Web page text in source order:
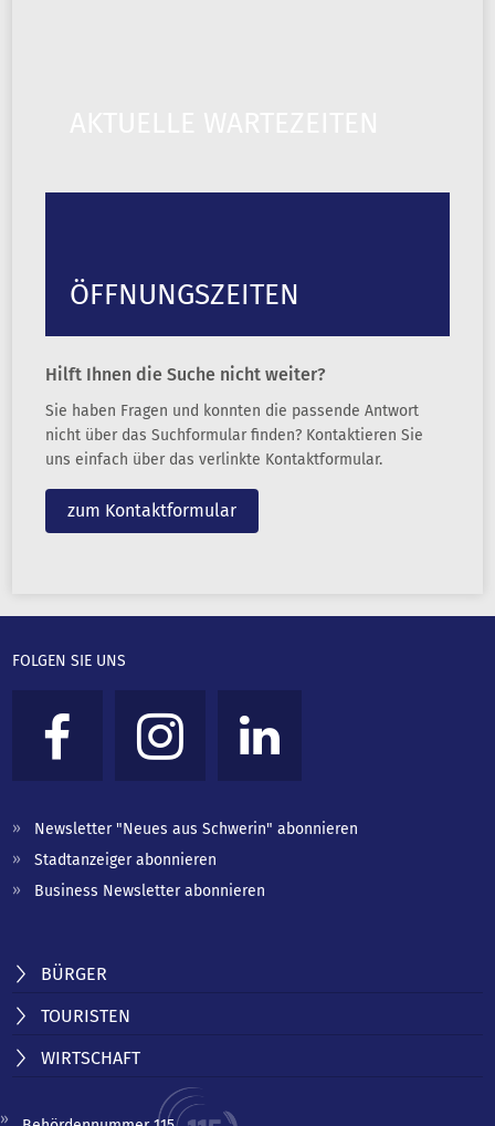
ÖFFNUNGSZEITEN
Hilft Ihnen die Suche nicht weiter?
Sie haben Fragen und konnten die passende Antwort
nicht über das Suchformular finden? Kontaktieren Sie
uns einfach über das verlinkte Kontaktformular.
zum Kontaktformular
FOLGEN SIE UNS
Newsletter "Neues aus Schwerin" abonnieren
Stadtanzeiger abonnieren
Business Newsletter abonnieren
BÜRGER
TOURISTEN
WIRTSCHAFT